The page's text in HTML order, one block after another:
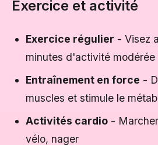
Exercice et activité
Exercice régulier - Visez
minutes d'activité modérée
Entraînement en force -
muscles et stimule le
Activités cardio -
vélo, nager